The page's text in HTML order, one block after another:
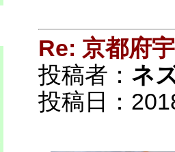
Re: 京都府
投稿者： ネ
投稿日：